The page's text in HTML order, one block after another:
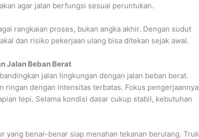
agar jalan berfungsi sesuai peruntukan.
rangkaian proses, bukan angka akhir. Dengan sudut
dan risiko pekerjaan ulang bisa ditekan sejak awal.
Jalan Beban Berat
jalan lingkungan dengan jalan beban berat.
ringan dengan intensitas terbatas. Fokus pengerjaannya
tepi. Selama kondisi dasar cukup stabil, kebutuhan
yang benar-benar siap menahan tekanan berulang. Truk